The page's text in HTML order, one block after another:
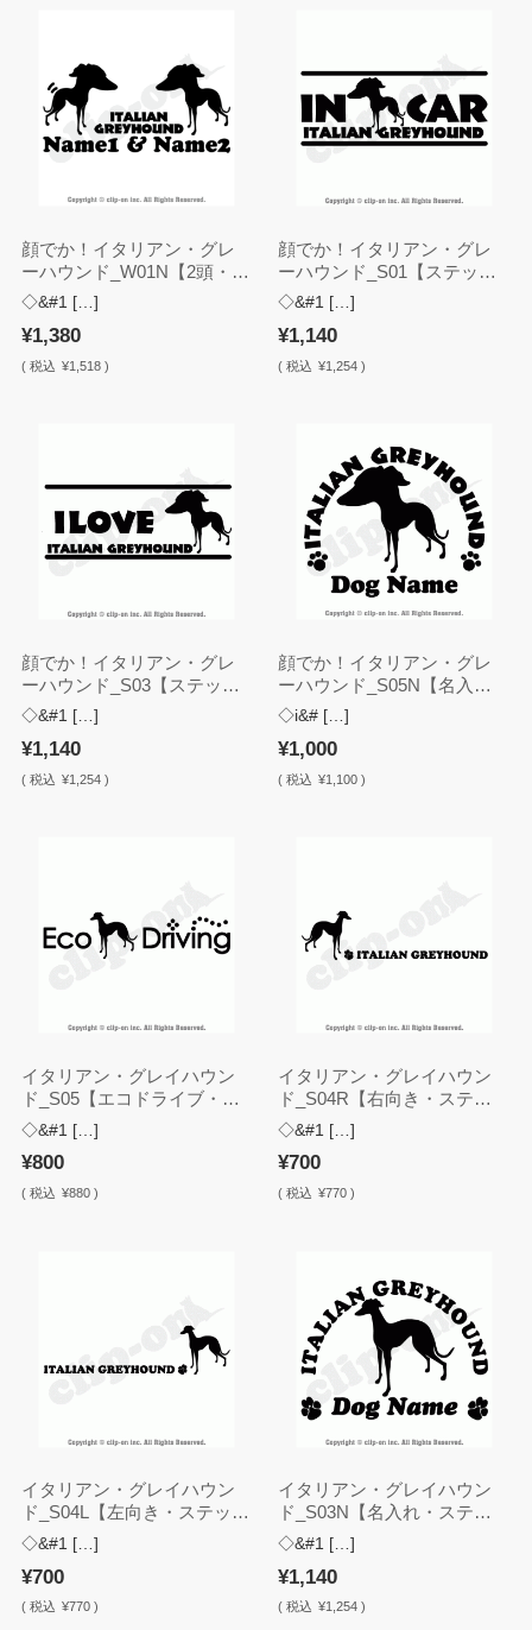
顔でか！イタリアン・グレ
ーハウンド_W01N【2頭・名
入れ・ステッカー】
◇&#1 […]
¥1,380
( 税込 ¥1,518 )
顔でか！イタリアン・グレ
ーハウンド_S01【ステッカ
ー】
◇&#1 […]
¥1,140
(税込 ¥1,254 )
顔でか！イタリアン・グレ
ーハウンド_S03【ステッカ
ー】
◇&#1 […]
¥1,140
( 税込 ¥1,254 )
顔でか！イタリアン・グレ
ーハウンド_S05N【名入
れ・ステッカー】
◇i&# […]
¥1,000
(税込 ¥1,100 )
イタリアン・グレイハウン
ド_S05【エコドライブ・ス
テッカー】
◇&#1 […]
¥800
( 税込 ¥880 )
イタリアン・グレイハウン
ド_S04R【右向き・ステッ
カー】
◇&#1 […]
¥700
(税込 ¥770 )
イタリアン・グレイハウン
ド_S04L【左向き・ステッカ
ー】
◇&#1 […]
¥700
( 税込 ¥770 )
イタリアン・グレイハウン
ド_S03N【名入れ・ステッ
カー】
◇&#1 […]
¥1,140
(税込 ¥1,254 )